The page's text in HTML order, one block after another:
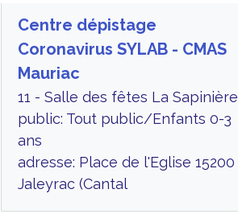
Centre dépistage
Coronavirus SYLAB - CMAS
Mauriac
11 - Salle des fêtes La Sapinière
public: Tout public/Enfants 0-3
ans
adresse: Place de l'Eglise 15200
Jaleyrac (Cantal